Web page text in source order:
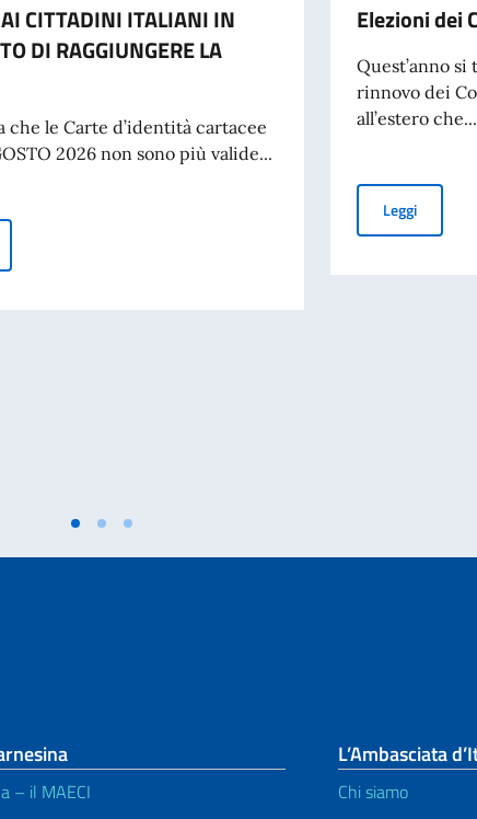
25a giornata Nazionale del Sacrificio del Lavoro Italiano nel
CITTADINI ITALIANI IN
DI RAGGIUNGERE LA
che le Carte d’identità cartacee
2026 non sono più valide...
AI CITTADINI ITALIANI IN PROCINTO DI RAGGIUNGERE LA GRECIA
Elezioni dei
Quest’anno
rinnovo dei
all’estero che...
LeggiElezioni
– il MAECI
L’Ambasciata
Chi siamo